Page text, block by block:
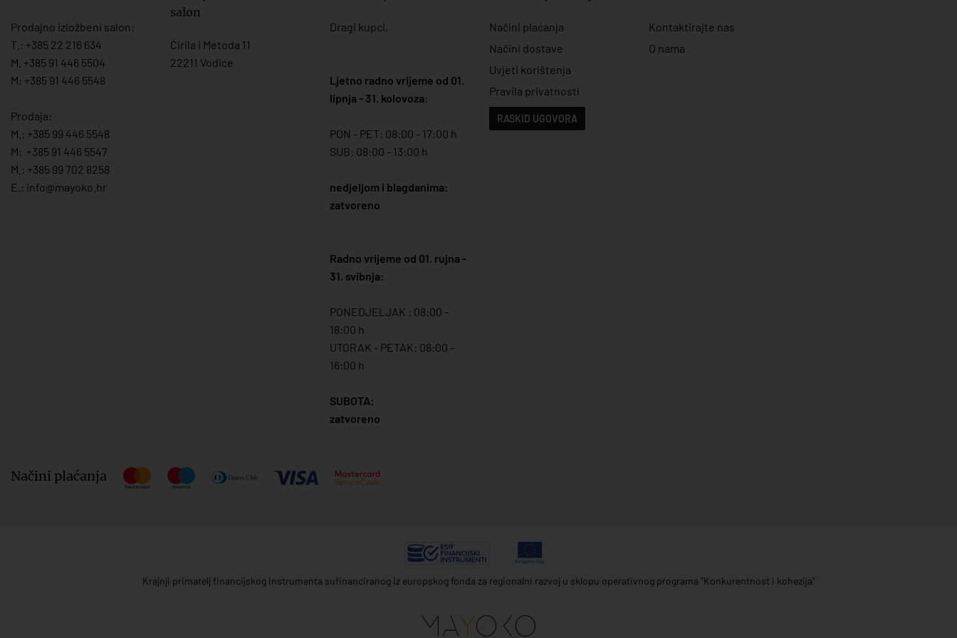
Prodajno izložbeni salon:
T.: +385 22 216 634
M. +385 91 446 5504
M: +385 91 446 5548
Prodaja:
M.: +385 99 446 5548
M: +385 91 446 5547
M.: +385 99 702 8258
E.: info@mayoko. hr
salon
Ćirila i Metoda 11
22211 Vodice
Dragi kupci,
Ljetno radno vrijeme od 01.
lipnja - 31. kolovoza:
PON - PET: 08:00 - 17:00 h
SUB: 08:00 - 13:00 h
nedjeljom i blagdanima:
zatvoreno
Radno vrijeme od 01. rujna -
31. svibnja:
PONEDJELJAK : 08:00 -
18:00 h
UTORAK - PETAK: 08:00 -
16:00 h
SUBOTA:
zatvoreno
Načini plaćanja
Načini dostave
Uvjeti korištenja
Pravila privatnosti
RASKID UGOVORA
Kontaktirajte nas
O nama
Načini plaćanja
Krajnji primatelj financijskog instrumenta sufinanciranog iz europskog fonda za regionalni razvoj u sklopu operativnog programa "Konkurentnost i kohezija"